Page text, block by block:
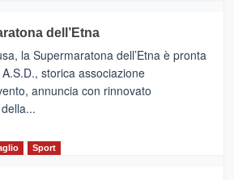
dell’Etna
la Supermaratona dell’Etna è pronta
storica associazione
annuncia con rinnovato
Sport